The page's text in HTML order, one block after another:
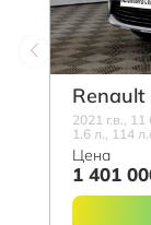
2021 г.в.,
1.6 л., 114
Цена
1 401